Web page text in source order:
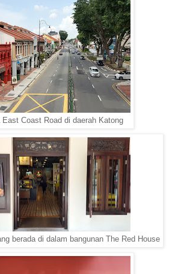
East Coast Road di daerah Katong
berada di dalam bangunan The Red House